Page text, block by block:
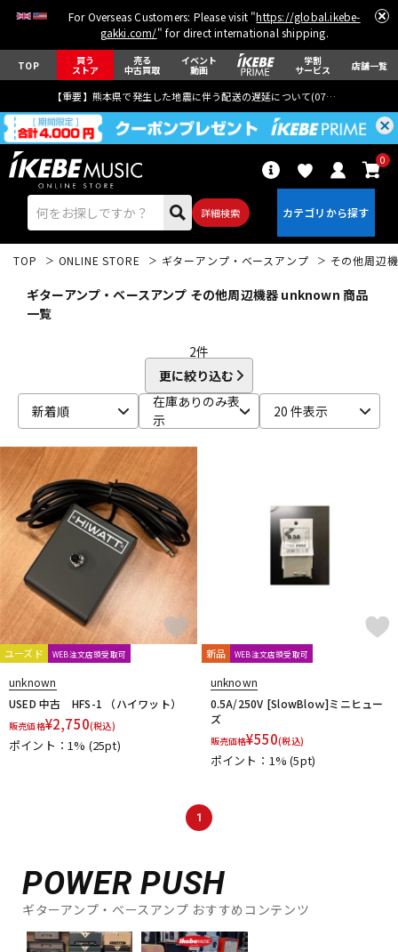
For Overseas Customers: Please visit "https://global.ikebe-
gakki.com/" for direct international shipping.
TOP 買う
ストア
売る
中古買取
イベント
動画
学割
サービス 店舗一覧
【重要】熊本県で発生した地震に伴う配送の遅延について(07月29日
詳細検索
0
ベース ウクレレ
ドラム
キーボード 電子ピアノ
管楽器
DJ機器 DTM
配信/ライブ機器
中古
TOP ONLINE STORE ギターアンプ・ベースアンプ その他周辺
ギターアンプ・ベースアンプ その他周辺機器 unknown 商品
一覧
2件
更に絞り込む
新着順
在庫ありのみ表
示
20 件表示
ユーズド WEB注文店頭受取可
unknown
USED 中古 HFS-1 （ハイワット）
販売価格¥2,750(税込)
ポイント：1% (25pt)
新品 WEB注文店頭受取可
unknown
0.5A/250V [SlowBloｗ]ミニヒュー
ズ
販売価格¥550(税込)
ポイント：1%(5pt)
1
POWER PUSH
ギターアンプ・ベースアンプ おすすめコンテンツ